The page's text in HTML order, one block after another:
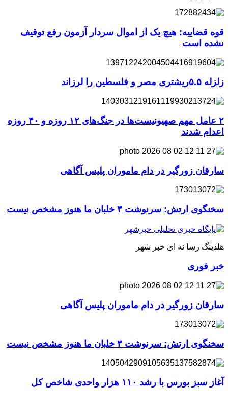
قوه قضاییه: هیچ یک از اموال سردار آزمون رفع توقیف
نشده است
زلزله ۵.۵ریشتری مصر و فلسطین را لرزاند
۲ عامل مهم صهیونیست‌ها در جنگ‌های ۱۲ روزه و ۴۰ روزه
اعدام شدند
سارقان زورگیر در دام ماموران پلیس آگاهی
سخنگوی ارتش: سرنوشت ۳ خلبان ما هنوز مشخص نیست
هلدینگ رسا نه ای خبر شهر
خبر فوری
سارقان زورگیر در دام ماموران پلیس آگاهی
سخنگوی ارتش: سرنوشت ۳ خلبان ما هنوز مشخص نیست
آغاز سبز بورس با رشد ۱۱۰ هزار واحدی شاخص کل